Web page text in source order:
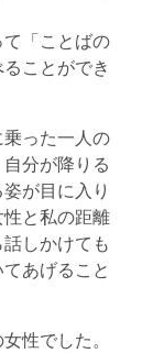
「ことばの
ことができ
った一人の
分が降りる
が目に入り
と私の距離
しかけても
あげること
性でした。